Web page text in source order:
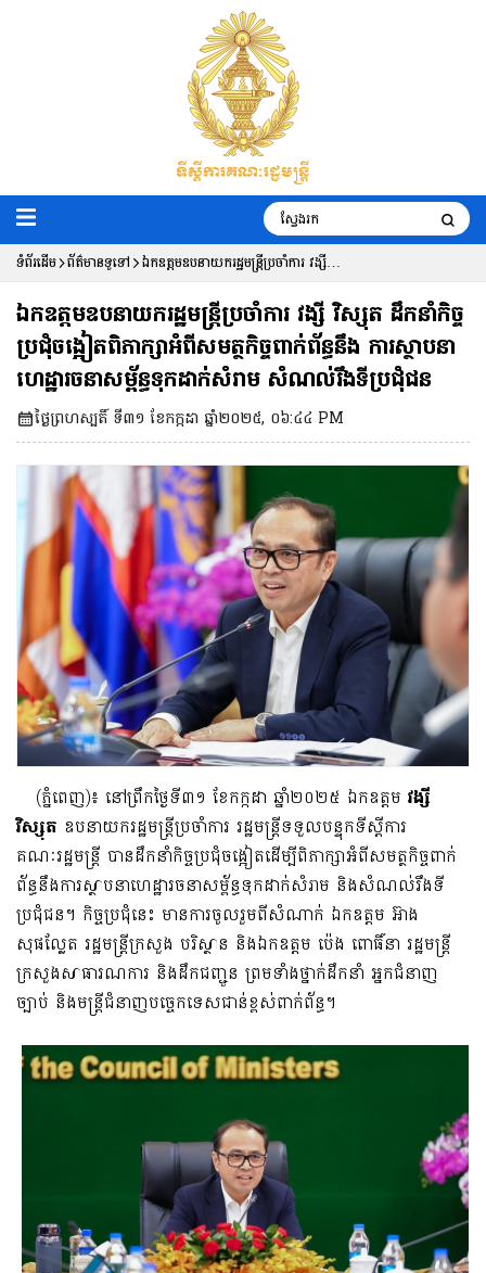
ទំព័រដើម ព័ត៌មានទូទៅ ឯកឧត្តមឧបនាយករដ្ឋមន្រ្តីប្រចាំការ វង្សី
វិស្សុត ដឹកនាំកិច្ចប្រជុំចង្អៀតពិភាក្សាអំពី
សមត្ថកិច្ចពាក់ព័ន្ធនឹង ការស្ថាបនាហេដ្ឋារចនា
សម្ព័ន្ធទុកដាក់សំរាម សំណល់រឹងទីប្រជុំជន
ឯកឧត្តមឧបនាយករដ្ឋមន្រ្តីប្រចាំការ វង្សី វិស្សុត ដឹកនាំកិច្ច
ប្រជុំចង្អៀតពិភាក្សាអំពីសមត្ថកិច្ចពាក់ព័ន្ធនឹង ការស្ថាបនា
ហេដ្ឋារចនាសម្ព័ន្ធទុកដាក់សំរាម សំណល់រឹងទីប្រជុំជន
ថ្ងៃព្រហស្បតិ៍ ទី៣១ ខែកក្កដា ឆ្នាំ២០២៥, ០៦:៤៤ PM
(ភ្នំពេញ)៖ នៅព្រឹកថ្ងៃទី៣១ ខែកក្កដា ឆ្នាំ២០២៥ ឯកឧត្តម វង្សី
វិស្សុត ឧបនាយករដ្ឋមន្រ្តីប្រចាំការ រដ្ឋមន្រ្តី​ទទួលបន្ទុកទីស្តីការ
គណៈរដ្ឋមន្រ្តី បានដឹកនាំកិច្ចប្រជុំចង្អៀតដើម្បីពិភាក្សាអំពីសមត្ថកិច្ចពាក់
ព័ន្ធនឹងការស្ថាបនាហេដ្ឋារចនាសម្ព័ន្ធទុកដាក់សំរាម និងសំណល់រឹងទី
ប្រជុំជន។ កិច្ចប្រជុំនេះ មានការចូលរួមពីសំណាក់​ ឯកឧត្តម អ៊ាង
សុផល្លែត រដ្ឋមន្ត្រី​ក្រសួង បរិស្ថាន និងឯកឧត្តម ប៉េង ពោធិ៍នា រដ្ឋមន្ត្រី
ក្រសួងសាធារណការ និងដឹកជញ្ជូន ព្រមទាំងថ្នាក់ដឹកនាំ អ្នកជំនាញ
ច្បាប់​ និងមន្រ្តីជំនាញបច្ចេកទេសជាន់ខ្ពស់ពាក់ព័ន្ធ។